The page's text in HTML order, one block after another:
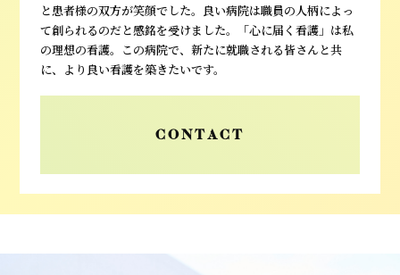
と患者様の双方が笑顔でした。良い病院は職員の人柄によっ
て創られるのだと感銘を受けました。「心に届く看護」は私
の理想の看護。この病院で、新たに就職される皆さんと共
に、より良い看護を築きたいです。
CONTACT